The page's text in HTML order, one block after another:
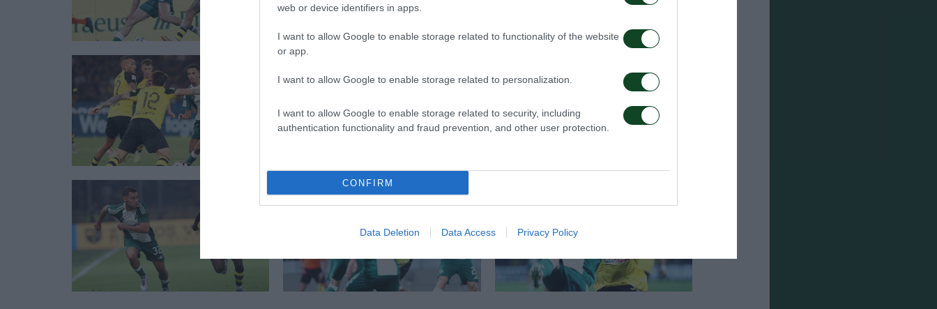
web or device identifiers in apps.
I want to allow Google to enable storage related to functionality of the website
or app.
I want to allow Google to enable storage related to personalization.
I want to allow Google to enable storage related to security, including
authentication functionality and fraud prevention, and other user protection.
CONFIRM
Data Deletion Data Access Privacy Policy